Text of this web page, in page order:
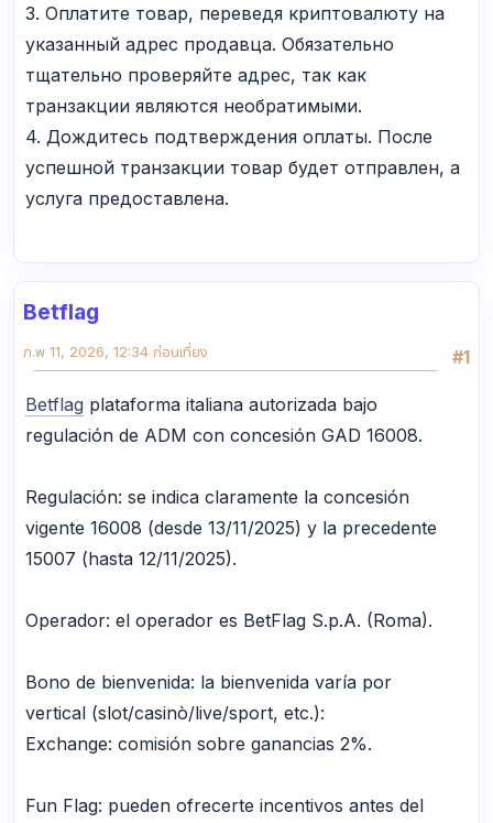
3. Оплатите товар, переведя криптовалюту на
указанный адрес продавца. Обязательно
тщательно проверяйте адрес, так как
транзакции являются необратимыми.
4. Дождитесь подтверждения оплаты. После
успешной транзакции товар будет отправлен, а
услуга предоставлена.
Betflag
#1
ก.พ 11, 2026, 12:34 ก่อนเที่ยง
Betflag plataforma italiana autorizada bajo
regulación de ADM con concesión GAD 16008.
Regulación: se indica claramente la concesión
vigente 16008 (desde 13/11/2025) y la precedente
15007 (hasta 12/11/2025).
Operador: el operador es BetFlag S.p.A. (Roma).
Bono de bienvenida: la bienvenida varía por
vertical (slot/casinò/live/sport, etc.):
Exchange: comisión sobre ganancias 2%.
Fun Flag: pueden ofrecerte incentivos antes del